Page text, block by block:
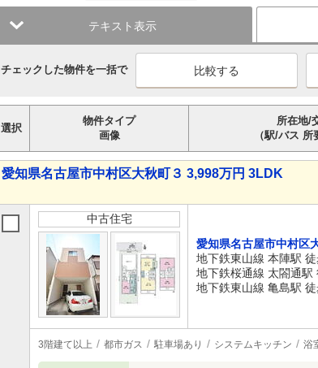
テキスト表示
チェックした物件を一括で
選択
物件タイプ
画像
所在地/
（駅/バス 所
愛知県名古屋市中村区大秋町３ 3,998万円 3LDK
中古住宅
愛知県名古屋市中村区
地下鉄東山線 本陣駅
地下鉄桜通線 太閤通駅
地下鉄東山線 亀島駅
3階建て以上 都市ガス 駐車場あり システムキッチン 浴